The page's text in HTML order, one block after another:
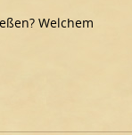
Welchem